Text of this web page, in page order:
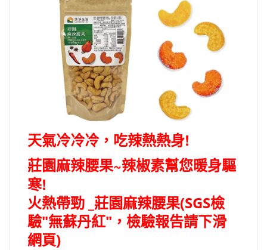
天氣冷冷冷，吃辣熱熱身!
莊園麻辣腰果~辣椒素幫您暖身驅
寒!
火熱帶勁 _莊園麻辣腰果(SGS檢
驗"無蘇丹紅"，檢驗報告請下滑
網頁)